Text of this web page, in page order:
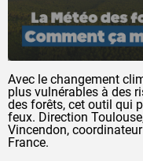
Avec le changement
plus vulnérables à des
des forêts, cet outil qui
feux. Direction
Vincendon,
France.